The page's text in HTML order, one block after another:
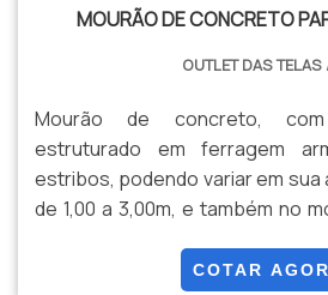
área de construção civil. Os
com ótima qualidade e
funcionários especializados
entendem a necessidade de
foram investidos valores
instalações de qualidade,
marca.A Paraná Telas é uma
diferença no mercado por
MOURÃO DE CONCRETO
OUTLET DAS TELAS
Mourão de concreto, com
estruturado em ferragem
estribos, podendo variar em sua
de 1,00 a 3,00m, e também no
COTAR